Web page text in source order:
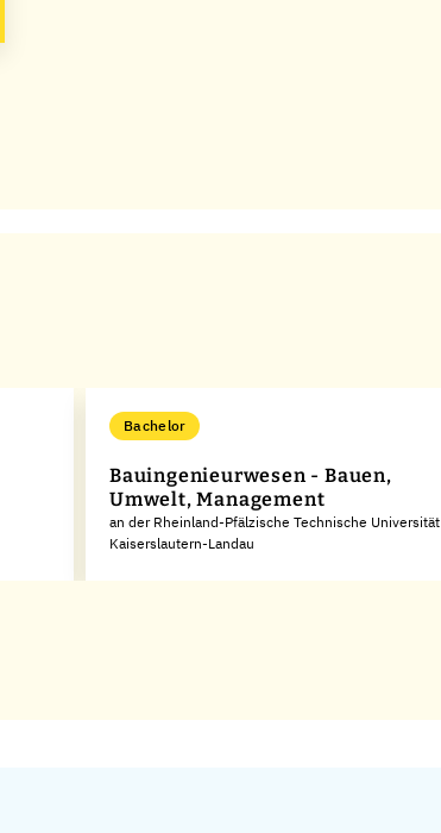
Bachelor
Bauingenieurwesen - Bauen,
Umwelt, Management
an der Rheinland-Pfälzische Technische Universität
Kaiserslautern-Landau